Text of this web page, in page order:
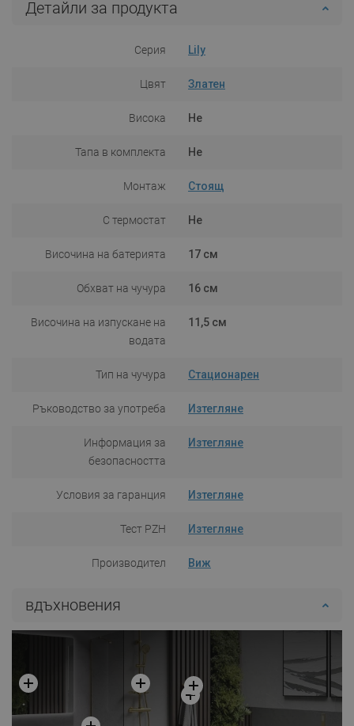
Детайли за продукта
Серия Lily
Цвят Златен
Висока Не
Тапа в комплекта Не
Монтаж Стоящ
С термостат Не
Височина на батерията 17 см
Обхват на чучура 16 см
Височина на изпускане на
водата
11,5 см
Тип на чучура Стационарен
Ръководство за употреба Изтегляне
Информация за
безопасността
Изтегляне
Условия за гаранция Изтегляне
Тест PZH Изтегляне
Производител Виж
вдъхновения